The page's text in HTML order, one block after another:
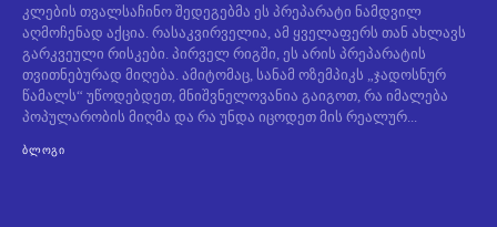
კლების თვალსაჩინო შედეგებმა ეს პრეპარატი ნამდვილ
აღმოჩენად აქცია. რასაკვირველია, ამ ყველაფერს თან ახლავს
გარკვეული რისკები. პირველ რიგში, ეს არის პრეპარატის
თვითნებურად მიღება. ამიტომაც, სანამ ოზემპიკს „ჯადოსნურ
წამალს“ უწოდებდეთ, მნიშვნელოვანია გაიგოთ, რა იმალება
პოპულარობის მიღმა და რა უნდა იცოდეთ მის რეალურ...
ᲑᲚᲝᲒᲘ